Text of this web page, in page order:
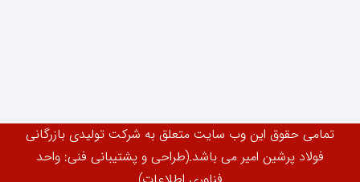
تمامی حقوق این وب سایت متعلق به شرکت تولیدی بازرگانی
فولاد پرشین امیر می باشد.(طراحی و پشتیبانی فنی: واحد